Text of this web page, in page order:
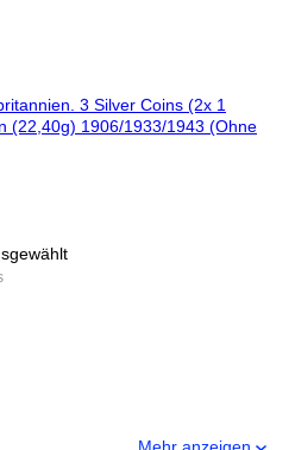
3 Silver Coins (2x 1
1906/1933/1943 (Ohne
Mehr anzeigen